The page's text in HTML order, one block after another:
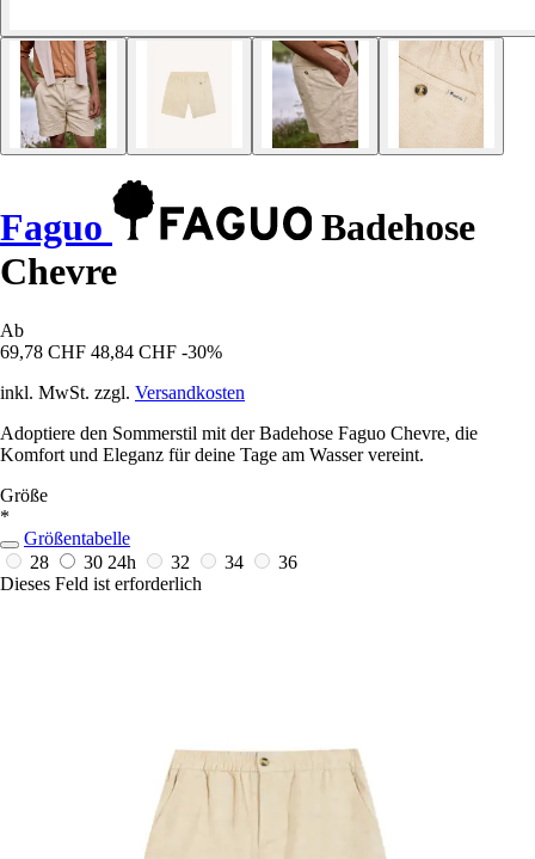
Faguo
Badehose
Chevre
Ab
69,78 CHF 48,84 CHF -30%
inkl. MwSt. zzgl. Versandkosten
Adoptiere den Sommerstil mit der Badehose Faguo Chevre, die
Komfort und Eleganz für deine Tage am Wasser vereint.
Größe
*
Größentabelle
28
30 24h 32 34
36
Dieses Feld ist erforderlich